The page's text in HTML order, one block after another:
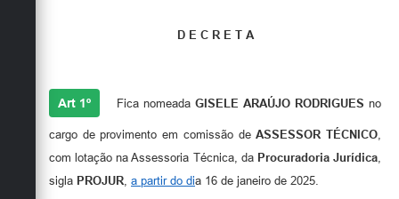
Telefones Úteis
Contato
Sala M. do Empreendedor
D E C R E T A
Art 1º Fica nomeada GISELE ARAÚJO RODRIGUES no
cargo de provimento em comissão deASSESSOR TÉCNICO,
com lotação na Assessoria Técnica, da Procuradoria Jurídica,
sigla PROJUR, a partir do dia 16 de janeiro de 2025.